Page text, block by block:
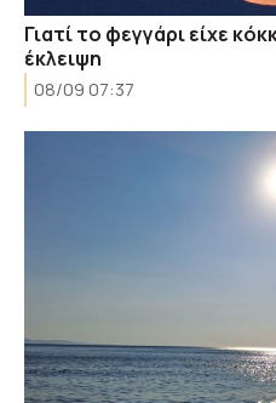
Γιατί το φεγγάρι είχε
έκλειψη
08/09 07:37